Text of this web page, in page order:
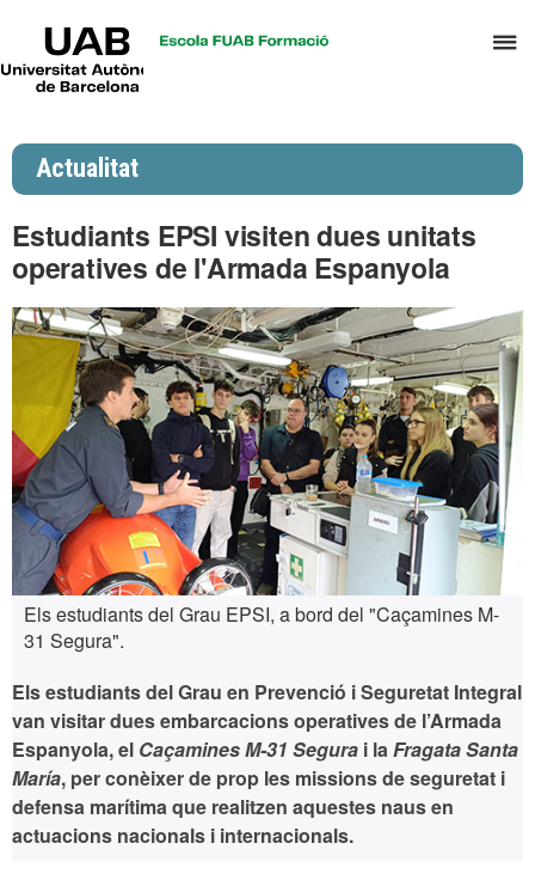
el
Universitat
Actualitat
Estudiants EPSI visiten dues unitats
operatives de l'Armada Espanyola
Els estudiants del Grau EPSI, a bord del "Caçamines M-
31 Segura".
Els estudiants del Grau en Prevenció i Seguretat Integral
van visitar dues embarcacions operatives de l’Armada
Espanyola, el Caçamines M-31 Segura i laFragata Santa
María, per conèixer de prop les missions de seguretat i
defensa marítima que realitzen aquestes naus en
actuacions nacionals i internacionals.